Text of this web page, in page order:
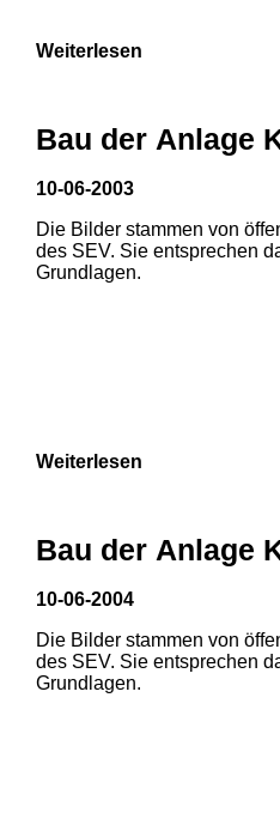
3
Weiterlesen
Bau der Anlage
10-06-2003
Die Bilder stammen von
des SEV. Sie entsprechen
Grundlagen.
Weiterlesen
Bau der Anlage
10-06-2004
Die Bilder stammen von
des SEV. Sie entsprechen
Grundlagen.